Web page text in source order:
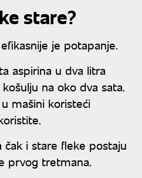
stare?
je potapanje.
aspirina u dva litra
na oko dva sata.
mašini koristeći
čak i stare fleke postaju
prvog tretmana.